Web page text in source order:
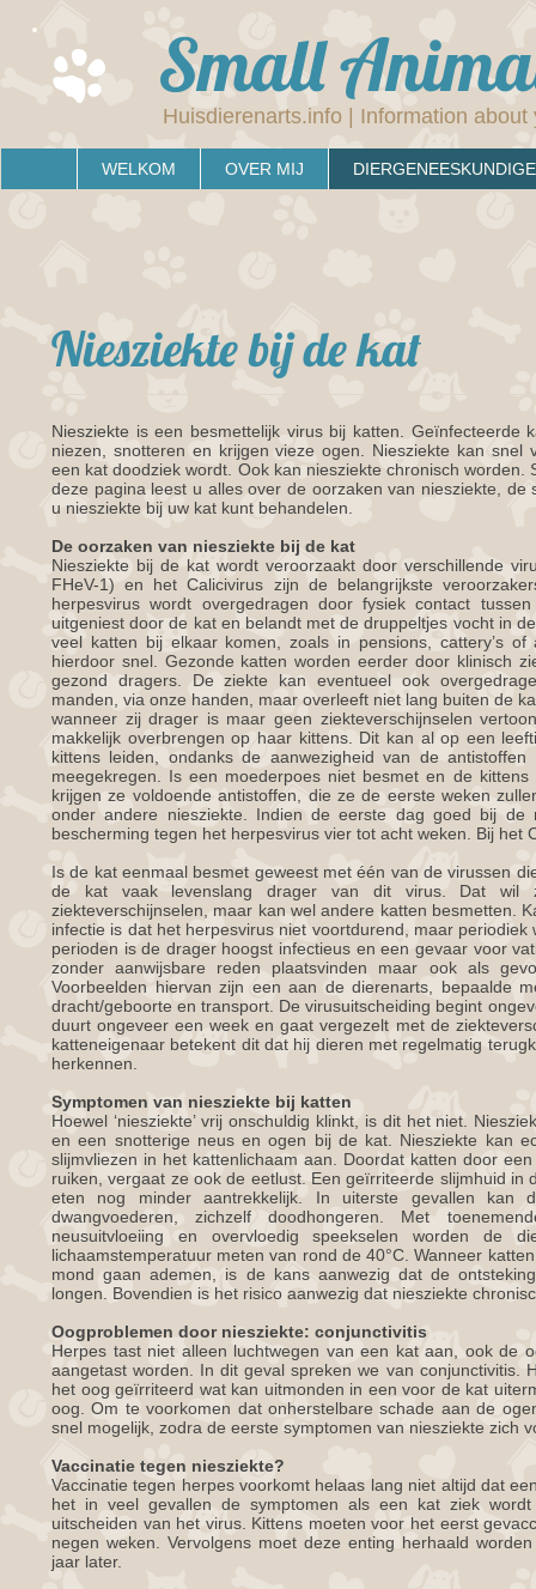
Small
Huisdierenarts.info | Information about
WELKOM OVER MIJ
Niesziekte bij de kat
Niesziekte is een besmettelijk virus bij katten. Geïnfecteerde
niezen, snotteren en krijgen vieze ogen. Niesziekte kan
een kat doodziek wordt. Ook kan niesziekte chronisch worden.
deze pagina leest u alles over de oorzaken van niesziekte, de
u niesziekte bij uw kat kunt behandelen.
De oorzaken van niesziekte bij de kat
Niesziekte bij de kat wordt veroorzaakt door verschillende
FHeV-1) en het Calicivirus zijn de belangrijkste
herpesvirus wordt overgedragen door fysiek contact
uitgeniest door de kat en belandt met de druppeltjes vocht in
veel katten bij elkaar komen, zoals in pensions, cattery’s of
hierdoor snel. Gezonde katten worden eerder door klinisch
gezond dragers. De ziekte kan eventueel ook
manden, via onze handen, maar overleeft niet lang buiten de
wanneer zij drager is maar geen ziekteverschijnselen
makkelijk overbrengen op haar kittens. Dit kan al op een
kittens leiden, ondanks de aanwezigheid van de
meegekregen. Is een moederpoes niet besmet en de
krijgen ze voldoende antistoffen, die ze de eerste weken
onder andere niesziekte. Indien de eerste dag goed bij de
bescherming tegen het herpesvirus vier tot acht weken. Bij het
Is de kat eenmaal besmet geweest met één van de virussen
de kat vaak levenslang drager van dit virus. Dat wil
ziekteverschijnselen, maar kan wel andere katten besmetten.
infectie is dat het herpesvirus niet voortdurend, maar periodiek
perioden is de drager hoogst infectieus en een gevaar voor
zonder aanwijsbare reden plaatsvinden maar ook als
Voorbeelden hiervan zijn een aan de dierenarts, bepaalde
dracht/geboorte en transport. De virusuitscheiding begint
duurt ongeveer een week en gaat vergezelt met de
katteneigenaar betekent dit dat hij dieren met regelmatig
herkennen.
Symptomen van niesziekte bij katten
Hoewel ‘niesziekte’ vrij onschuldig klinkt, is dit het niet.
en een snotterige neus en ogen bij de kat. Niesziekte kan
slijmvliezen in het kattenlichaam aan. Doordat katten door
ruiken, vergaat ze ook de eetlust. Een geïrriteerde slijmhuid in
eten nog minder aantrekkelijk. In uiterste gevallen kan
dwangvoederen, zichzelf doodhongeren. Met
neusuitvloeiing en overvloedig speekselen worden de
lichaamstemperatuur meten van rond de 40°C. Wanneer
mond gaan ademen, is de kans aanwezig dat de
longen. Bovendien is het risico aanwezig dat niesziekte
Oogproblemen door niesziekte: conjunctivitis
Herpes tast niet alleen luchtwegen van een kat aan, ook de
aangetast worden. In dit geval spreken we van conjunctivitis.
het oog geïrriteerd wat kan uitmonden in een voor de kat
oog. Om te voorkomen dat onherstelbare schade aan de
snel mogelijk, zodra de eerste symptomen van niesziekte zich
Vaccinatie tegen niesziekte?
Vaccinatie tegen herpes voorkomt helaas lang niet altijd dat
het in veel gevallen de symptomen als een kat ziek
uitscheiden van het virus. Kittens moeten voor het eerst
negen weken. Vervolgens moet deze enting herhaald
jaar later.